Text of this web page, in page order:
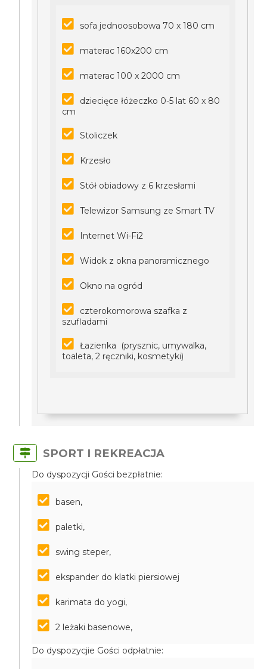
sofa jednoosobowa 70 x 180 cm
materac 160x200 cm
materac 100 x 2000 cm
dziecięce łóżeczko 0-5 lat 60 x 80
cm
Stoliczek
Krzesło
Stół obiadowy z 6 krzesłami
Telewizor Samsung ze Smart TV
Internet Wi-Fi2
Widok z okna panoramicznego
Okno na ogród
czterokomorowa szafka z
szufladami
Łazienka (prysznic, umywalka,
toaleta, 2 ręczniki, kosmetyki)
SPORT I REKREACJA
Do dyspozycji Gości bezpłatnie:
basen,
paletki,
swing steper,
ekspander do klatki piersiowej
karimata do yogi,
2 leżaki basenowe,
Do dyspozycjie Gości odpłatnie: